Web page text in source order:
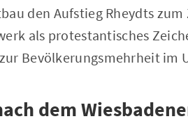
den Aufstieg Rheydts
als protestantisches
Bevölkerungsmehrheit im
dem